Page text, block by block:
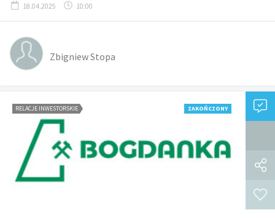
18.04.2025 10:00
Zbigniew Stopa
RELACJE INWESTORSKIE ZAKOŃCZONY